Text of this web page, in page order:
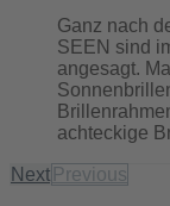
Ganz nach
SEEN sind
angesagt.
achteckige
Next Previous